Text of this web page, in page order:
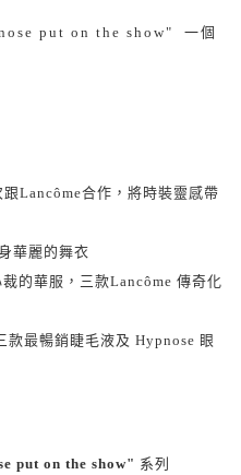
put on the show" 一個
Lancôme合作，將時裝靈感帶
華麗的舞衣
的華服，三款Lancôme 傳奇化
最暢銷睫毛液及 Hypnose 眼
put on the show" 系列